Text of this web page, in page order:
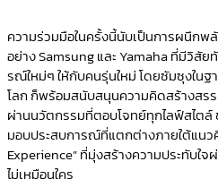
ความร่วมมือในครั้งนี้นับเป็นการผนึกพ
อย่าง Samsung และ Yamaha ที่มีวิสั
รณ์ใหม่ๆ ให้กับคนรุ่นใหม่ โดยซัมซุงในฐ
โลก ก็พร้อมสนับสนุนความคิดสร้างสร
ผ่านนวัตกรรมที่ตอบโจทย์ทุกไลฟ์สไต
มอบประสบการณ์ที่แตกต่างภายใต้แนว
Experience” ที่มุ่งสร้างความประทับ
ไม่เหมือนใคร